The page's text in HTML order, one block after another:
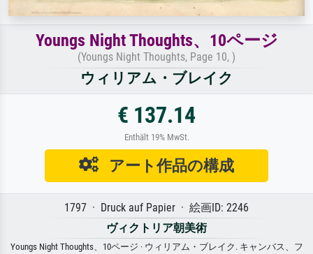
Youngs Night Thoughts、10ページ
(Youngs Night Thoughts, Page 10, )
ウィリアム・ブレイク
€ 137.14
Enthält 19% MwSt.
アート作品の構成
1797 · Druck auf Papier · 絵画ID: 2246
ヴィクトリア朝美術
Youngs Night Thoughts、10ページ · ウィリアム・ブレイク. キャンバス、フ